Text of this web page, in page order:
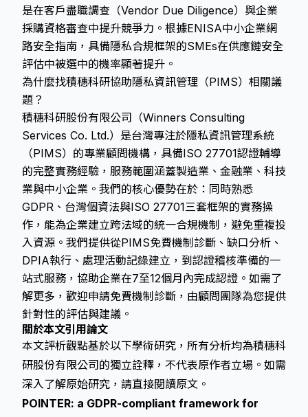
是在客戶盡職調查（Vendor Due Diligence）與企業
採購資格審查中提升競爭力。根據ENISA中小企業網
路安全指南，具備隱私合規框架的SMEs在供應鏈安全
評估中被選中的機率顯著提升。
為什麼找積穗科研協助隱私資訊管理（PIMS）相關議
題？
積穗科研股份有限公司（Winners Consulting
Services Co. Ltd.）是台灣專注於隱私資訊管理系統
（PIMS）的專業顧問機構，具備ISO 27701認證輔導
的完整實務經驗，服務範圍涵蓋製造業、金融業、科技
業與中小企業。我們的核心優勢在於：同時熟悉
GDPR、台灣個資法與ISO 27701三套框架的實務操
作，能為企業建立跨法域的統一合規機制，避免重複投
入資源。我們提供從PIMS免費機制診斷、缺口分析、
DPIA執行、處理活動記錄建立，到認證稽核準備的一
站式服務，協助企業在7至12個月內完成認證。如需了
解更多，歡迎申請免費機制診斷，由顧問團隊為您提供
針對性的評估與建議。
關於本文引用論文
本文評析觀點基於以下學術研究，所有分析均為積穗科
研股份有限公司的獨立詮釋，不代表原作者立場。如需
深入了解原始研究，請直接閱讀原文。
POINTER: a GDPR-compliant framework for